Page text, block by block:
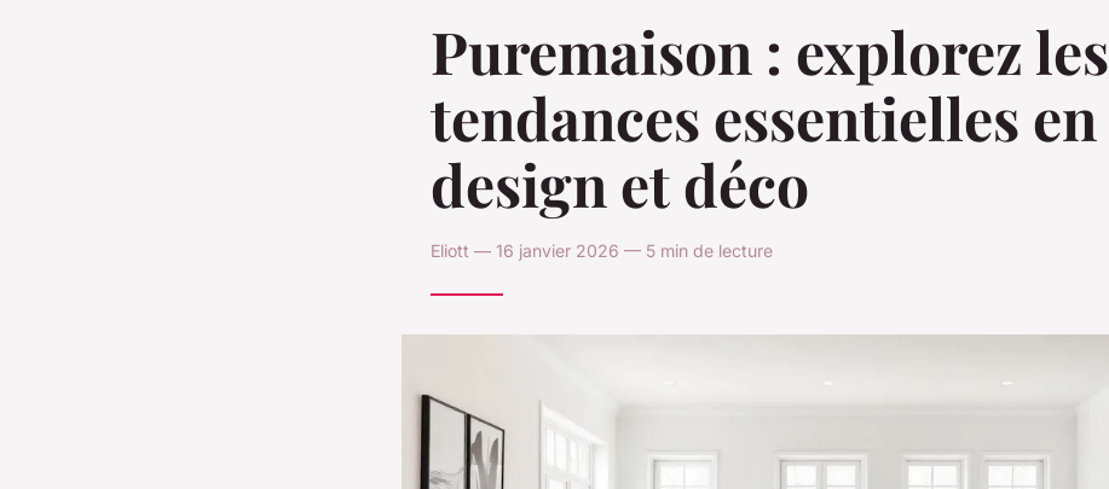
Puremaison : explorez les
tendances essentielles en
design et déco
Eliott — 16 janvier 2026 — 5 min de lecture